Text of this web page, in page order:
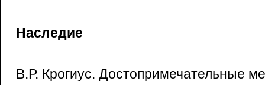
Наследие
В.Р. Крогиус. Достопримечательные